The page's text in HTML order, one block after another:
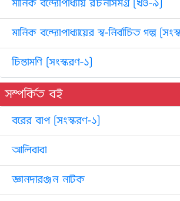
মানিক বন্দ্যোপাধ্যায় রচনাসমগ্র [খণ্ড-৯]
মানিক বন্দ্যোপাধ্যায়ের স্ব-নির্বাচিত গল্প
চিন্তামণি [সংস্করণ-১]
সম্পর্কিত বই
বরের বাপ [সংস্করণ-১]
আলিবাবা
জ্ঞানদারঞ্জন নাটক